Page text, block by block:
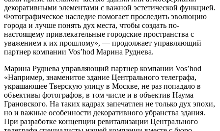
декоративными элементами с важной эстетической функцией.
Фотографическое наследие помогает проследить эволюцию
города и лучше понять дух места, чтобы создать по-
настоящему привлекательные городские пространства с
уважением к их прошлому», — продолжает управляющий
партнер компании Vos’hod Марина Руднева.
Марина Руднева управляющий партнер компании Vos’hod
«Например, знаменитое здание Центрального телеграфа,
украшающее Тверскую улицу в Москве, не раз попадало в
объективы фотографов, в том числе и в объектив Наума
Грановского. На таких кадрах запечатлен не только дух эпохи,
но и важные особенности декоративного убранства здания.
При разработке концепции ревитализации Центрального